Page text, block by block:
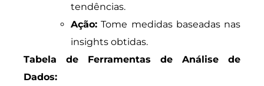
tendências.
Ação: Tome medidas baseadas nas
insights obtidas.
Tabela de Ferramentas de Análise de
Dados: